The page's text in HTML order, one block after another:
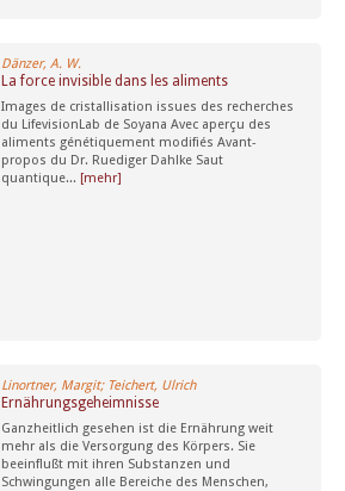
Dänzer, A. W.
La force invisible dans les aliments
Images de cristallisation issues des recherches
du LifevisionLab de Soyana Avec aperçu des
aliments génétiquement modifiés Avant-
propos du Dr. Ruediger Dahlke Saut
quantique... [mehr]
Linortner, Margit; Teichert, Ulrich
Ernährungsgeheimnisse
Ganzheitlich gesehen ist die Ernährung weit
mehr als die Versorgung des Körpers. Sie
beeinflußt mit ihren Substanzen und
Schwingungen alle Bereiche des Menschen,